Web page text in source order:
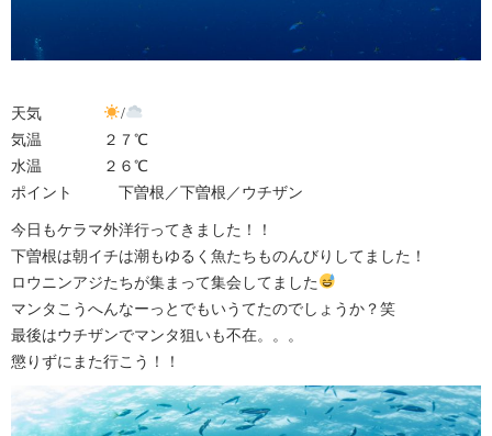
天気
/
気温 ２７℃
水温 ２６℃
ポイント 下曽根／下曽根／ウチザン
今日もケラマ外洋行ってきました！！
下曽根は朝イチは潮もゆるく魚たちものんびりしてました！
ロウニンアジたちが集まって集会してました
マンタこうへんなーっとでもいうてたのでしょうか？笑
最後はウチザンでマンタ狙いも不在。。。
懲りずにまた行こう！！